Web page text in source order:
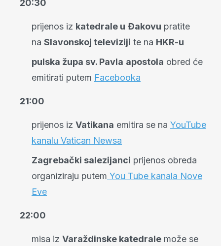
20:30
prijenos iz katedrale u Đakovu pratite
na Slavonskoj televiziji te na HKR-u
pulska župa sv. Pavla apostola obred će
emitirati putem Facebooka
21:00
prijenos iz Vatikana emitira se na YouTube
kanalu Vatican Newsa
Zagrebački salezijanci prijenos obreda
organiziraju putem You Tube kanala Nove
Eve
22:00
misa iz Varaždinske katedrale može se